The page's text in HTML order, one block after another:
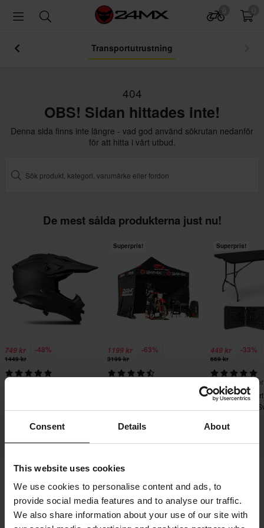
Consent Details About
This website uses cookies
We use cookies to personalise content and ads, to
provide social media features and to analyse our traffic.
We also share information about your use of our site with
Transportutrustning
404
OBS! Sidan hittades inte!
Denna sida finns inte längre - vad god använd sökrutan nedanför
för att hitta i vårt utbud.
De mest sålda produkterna just nu!
749 kr -48%
1449 kr
668 Recensioner
Superpris!
1199 kr -63%
3199 kr
Superpris!
449 kr -33%
669 kr
30 Recensioner
Proworks
180x70x74cm
Frakt & Leverans Köpvillkor
Betalning
Integritetspolicy
Returer
Ångerrätt